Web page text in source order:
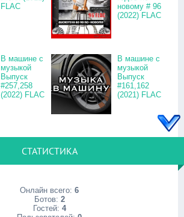
FLAC
новому # 96
(2022) FLAC
В машине с
музыкой
Выпуск
#257,258
(2022) FLAC
В машине с
музыкой
Выпуск
#161,162
(2021) FLAC
СТАТИСТИКА
Онлайн всего: 6
Ботов: 2
Гостей: 4